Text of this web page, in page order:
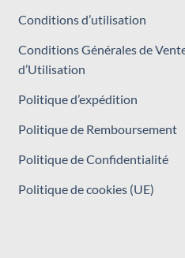
Conditions d’utilisation
Conditions Générales de
d’Utilisation
Politique d’expédition
Politique de Remboursement
Politique de Confidentialité
Politique de cookies (UE)